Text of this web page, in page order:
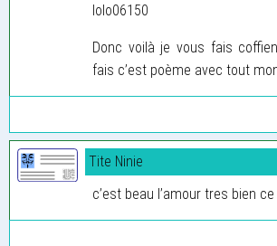
lolo06150
Donc voilà je vous fais
fais c’est poème avec tout
Tite Ninie
c’est beau l’amour tres bien